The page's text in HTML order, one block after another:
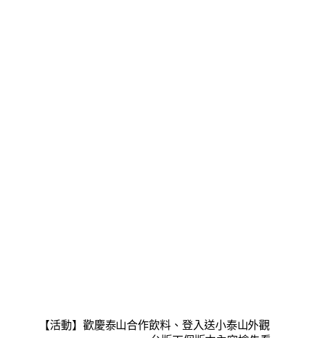
【活動】歡慶泰山合作飲料、登入送小泰山外觀